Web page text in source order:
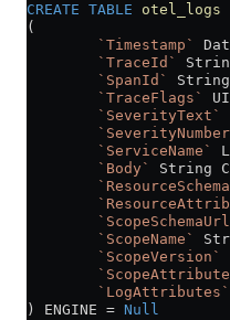
CREATE TABLE otel_logs
(
        `Timestamp`
        `TraceId`
        `SpanId`
String
        `TraceFlags`
        `SeverityText`
        `ServiceName`
        `Body`
String
        `ScopeName`
        `ScopeVersion`
        `LogAttributes`
) ENGINE = Null